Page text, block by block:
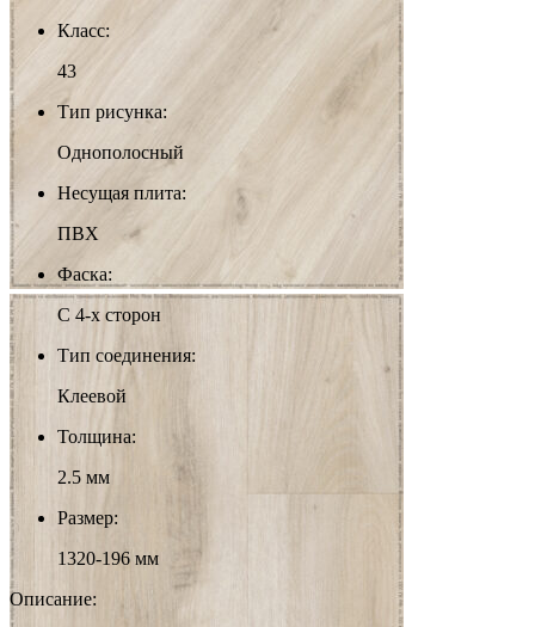
Класс:
43
Тип рисунка:
Однополосный
Несущая плита:
ПВХ
Фаска:
С 4-х сторон
Тип соединения:
Клеевой
Толщина:
2.5 мм
Размер:
1320-196 мм
Описание: